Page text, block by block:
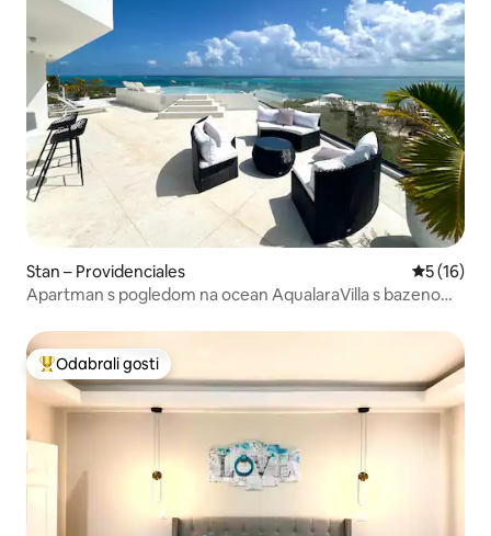
Stan – Providenciales Prosječna
5 (16)
Apartman s pogledom na ocean AqualaraVilla s bazenom i
Među najviše rangiranima s oznakom „Odabrali gosti”
Odabrali gosti